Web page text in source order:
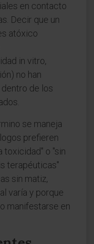
en contacto
Decir que un
atóxico
in vitro,
no han
de los
se maneja
prefieren
toxicidad" o "sin
terapéuticas"
sin matiz,
varía y porque
manifestarse en